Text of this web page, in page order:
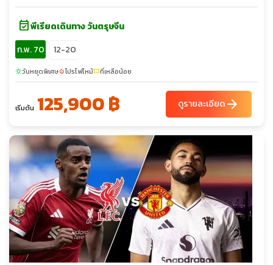
สเปนเซอร์ - ห้างพรีมาค - ถนนอ็อกซ์ฟอร์ด - ล่องเรือแม่น้ำเทมส์ -
ทาวเวอร์ออฟลอนดอน - รัฐสภาอังกฤษ - จัตุรัสรัฐสภา - มหาวิหาร
เวสทมินส์เตอร์ - หอนาฬิกาบิ๊กเบน - ถนนดาวน์นิง - จตุรัสทราฟัล
การ์ - มหาวิหารเซนต์พอลส์ - สะพานทาวเวอร์บริดจ์ - พระราชวังบัก
กิ้งแฮม - ย่านไนท์บริดจ์
event_availableพีเรียดเดินทาง วันตรุษจีน
ก.พ. 70
12-20
sunnyวันหยุดพิเศษlocal_fire_departmentโปรไฟไหม้confirmation_numberที่เหลือน้อย
เริ่มต้น 125,900 ฿ ดูรายละเอียดarrow_forward